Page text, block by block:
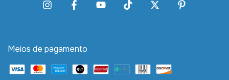
Meios de pagamento